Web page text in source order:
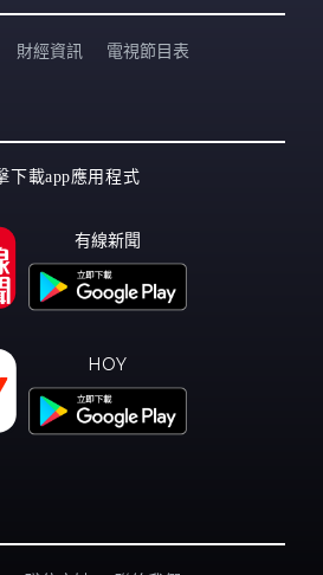
財經資訊 電視節目表
下載app應用程式
有線新聞
HOY